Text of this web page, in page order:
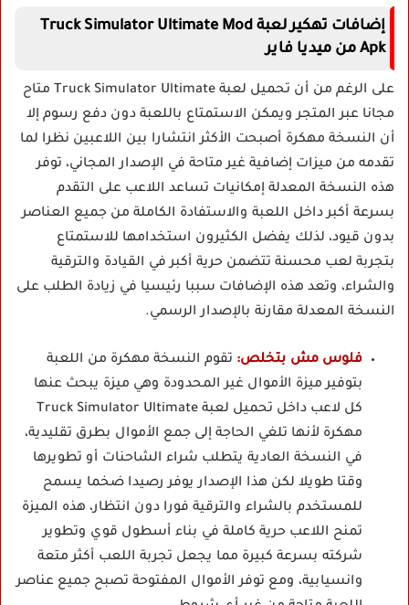
إضافات تهكير لعبة Truck Simulator Ultimate Mod
Apk من ميديا فاير
على الرغم من أن تحميل لعبة Truck Simulator Ultimate متاح
مجانا عبر المتجر ويمكن الاستمتاع باللعبة دون دفع رسوم إلا
أن النسخة مهكرة أصبحت الأكثر انتشارا بين اللاعبين نظرا لما
تقدمه من ميزات إضافية غير متاحة في الإصدار المجاني، توفر
هذه النسخة المعدلة إمكانيات تساعد اللاعب على التقدم
بسرعة أكبر داخل اللعبة والاستفادة الكاملة من جميع العناصر
بدون قيود، لذلك يفضل الكثيرون استخدامها للاستمتاع
بتجربة لعب محسنة تتضمن حرية أكبر في القيادة والترقية
والشراء، وتعد هذه الإضافات سببا رئيسيا في زيادة الطلب على
النسخة المعدلة مقارنة بالإصدار الرسمي.
فلوس مش بتخلص: تقوم النسخة مهكرة من اللعبة
بتوفير ميزة الأموال غير المحدودة وهي ميزة يبحث عنها
كل لاعب داخل تحميل لعبة Truck Simulator Ultimate
مهكرة لأنها تلغي الحاجة إلى جمع الأموال بطرق تقليدية،
في النسخة العادية يتطلب شراء الشاحنات أو تطويرها
وقتا طويلا لكن هذا الإصدار يوفر رصيدا ضخما يسمح
للمستخدم بالشراء والترقية فورا دون انتظار، هذه الميزة
تمنح اللاعب حرية كاملة في بناء أسطول قوي وتطوير
شركته بسرعة كبيرة مما يجعل تجربة اللعب أكثر متعة
وانسيابية، ومع توفر الأموال المفتوحة تصبح جميع عناصر